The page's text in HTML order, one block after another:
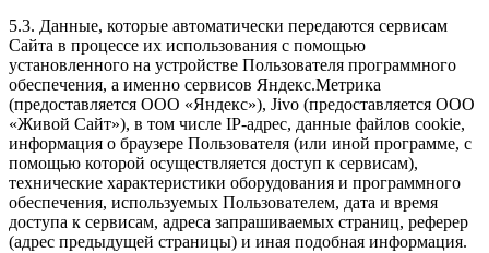
5.3. Данные, которые автоматически передаются сервисам
Сайта в процессе их использования с помощью
установленного на устройстве Пользователя программного
обеспечения, а именно сервисов Яндекс.Метрика
(предоставляется ООО «Яндекс»), Jivo (предоставляется ООО
«Живой Сайт»), в том числе IP-адрес, данные файлов cookie,
информация о браузере Пользователя (или иной программе, с
помощью которой осуществляется доступ к сервисам),
технические характеристики оборудования и программного
обеспечения, используемых Пользователем, дата и время
доступа к сервисам, адреса запрашиваемых страниц, реферер
(адрес предыдущей страницы) и иная подобная информация.